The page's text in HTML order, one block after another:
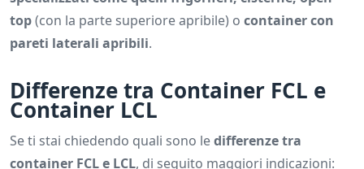
top(con la parte superiore apribile) o container con
pareti laterali apribili.
Differenze tra Container FCL e
Container LCL
Se ti stai chiedendo quali sono ledifferenze tra
container FCL e LCL, di seguito maggiori indicazioni: